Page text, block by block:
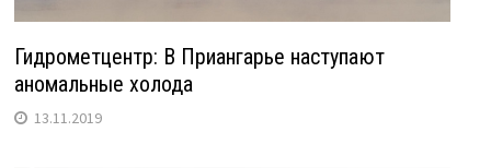
Гидрометцентр: В Приангарье наступают
аномальные холода
13.11.2019